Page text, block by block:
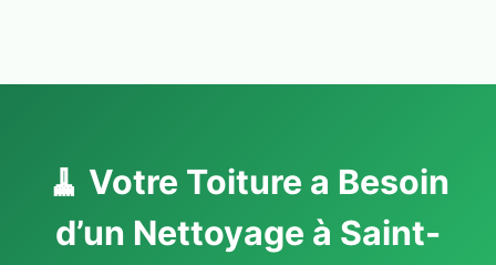
🧹 Votre Toiture a Besoin
d’un Nettoyage à Saint-